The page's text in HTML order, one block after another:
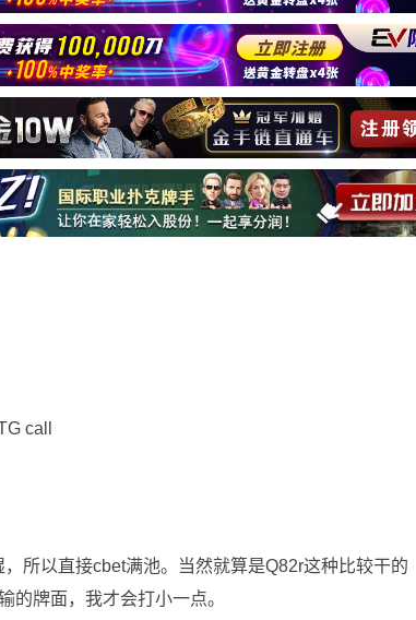
call
所以直接cbet满池。当然就算是Q82r这种比较干的
的牌面，我才会打小一点。